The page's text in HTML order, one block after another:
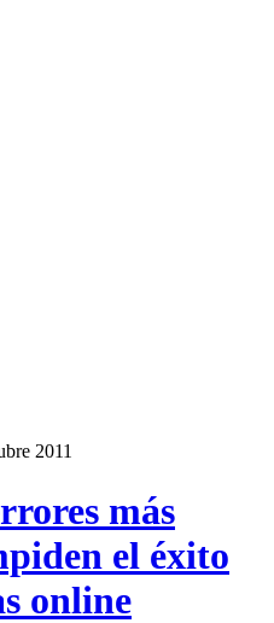
2011
más
el éxito
online